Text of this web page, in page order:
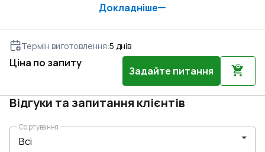
Докладніше
Термін виготовлення:5 днів
Ціна по запиту
Задайте питання
Відгуки та запитання клієнтів
Сортування